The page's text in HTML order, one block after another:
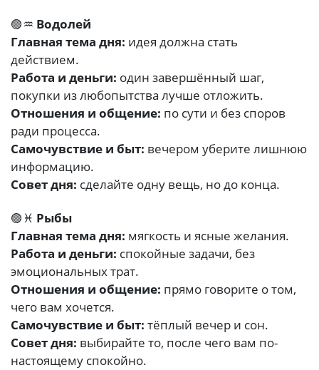
🟣♒ Водолей
Главная тема дня: идея должна стать
действием.
Работа и деньги: один завершённый шаг,
покупки из любопытства лучше отложить.
Отношения и общение: по сути и без споров
ради процесса.
Самочувствие и быт: вечером уберите лишнюю
информацию.
Совет дня: сделайте одну вещь, но до конца.
🟣♓ Рыбы
Главная тема дня: мягкость и ясные желания.
Работа и деньги: спокойные задачи, без
эмоциональных трат.
Отношения и общение: прямо говорите о том,
чего вам хочется.
Самочувствие и быт: тёплый вечер и сон.
Совет дня: выбирайте то, после чего вам по-
настоящему спокойно.